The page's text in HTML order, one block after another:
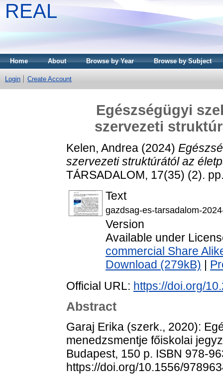
REAL
Home About Browse by Year Browse by Subject
Login Create Account
Egészségügyi
szervezeti
Kelen, Andrea (2024)
szervezeti struktúrától az
TÁRSADALOM, 17(35) (2).
Text
gazdsag-es-tarsadalom-
Version
Available under
commercial Share
Download (279kB)
Official URL: https://doi.org/
Abstract
Garaj Erika (szerk., 2020):
menedzsmentje főiskolai
Budapest, 150 p. ISBN 978-
https://doi.org/10.1556/